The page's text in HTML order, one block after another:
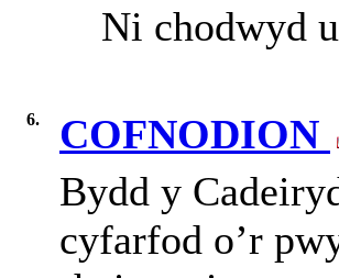
Ni chodwyd
6. COFNODION
Bydd y
cyfarfod o’r